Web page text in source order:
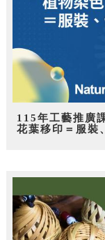
115年工藝推廣
花葉移印＝服裝